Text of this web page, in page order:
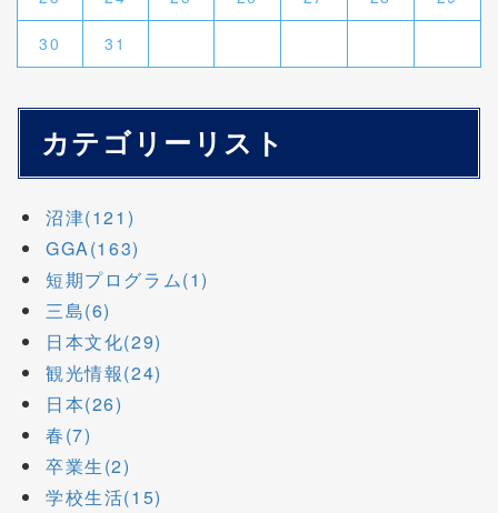
30 31
カテゴリーリスト
沼津(121)
GGA(163)
短期プログラム(1)
三島(6)
日本文化(29)
観光情報(24)
日本(26)
春(7)
卒業生(2)
学校生活(15)